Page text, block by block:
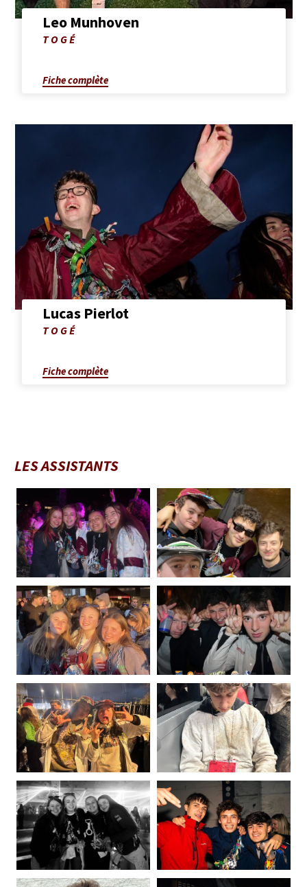
Photo
Munhoven
Leo Munhoven
TOGÉ
Fiche complète
complète
Pierlot
Photo
Pierlot
Lucas Pierlot
TOGÉ
Fiche complète
LES ASSISTANTS
Photo
de
Mona
Andernack
Photo
de
Cyril
Ango
Photo
de
Elisabeth
Briffoz
Photo
Louis
Burnet
Photo
de
Eloïse
Carrette
Photo
de
Samuele
Cincinnato
Photo
Photo